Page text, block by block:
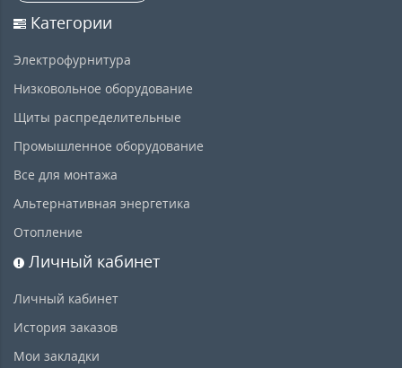
Категории
Электрофурнитура
Низковольное оборудование
Щиты распределительные
Промышленное оборудование
Все для монтажа
Альтернативная энергетика
Отопление
Личный кабинет
Личный кабинет
История заказов
Мои закладки